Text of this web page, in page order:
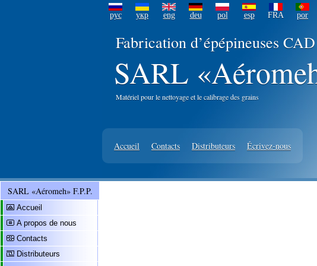
рус укр eng deu pol esp FRA por
Fabrication d’épépineuses CAD
SARL
Matériel pour le nettoyage et le calibrage des grains
Accueil Contacts Distributeurs Écrivez-nous
SARL «Aéromeh» F.P.P.
Accueil
A propos de nous
Contacts
Distributeurs